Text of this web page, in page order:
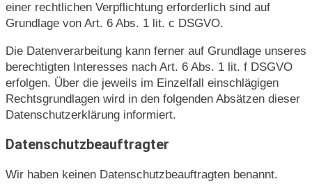
einer rechtlichen Verpflichtung erforderlich sind auf
Grundlage von Art. 6 Abs. 1 lit. c DSGVO.
Die Datenverarbeitung kann ferner auf Grundlage unseres
berechtigten Interesses nach Art. 6 Abs. 1 lit. f DSGVO
erfolgen. Über die jeweils im Einzelfall einschlägigen
Rechtsgrundlagen wird in den folgenden Absätzen dieser
Datenschutzerklärung informiert.
Datenschutzbeauftragter
Wir haben keinen Datenschutzbeauftragten benannt.